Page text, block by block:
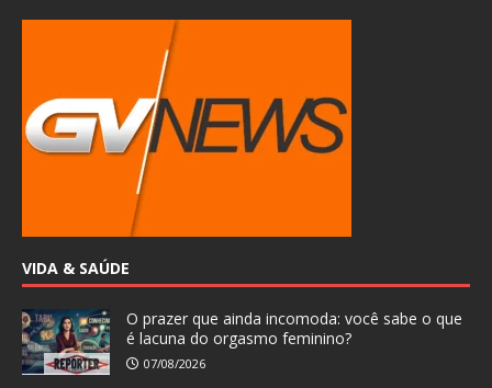
VIDA & SAÚDE
O prazer que ainda incomoda: você sabe o que
é lacuna do orgasmo feminino?
07/08/2026